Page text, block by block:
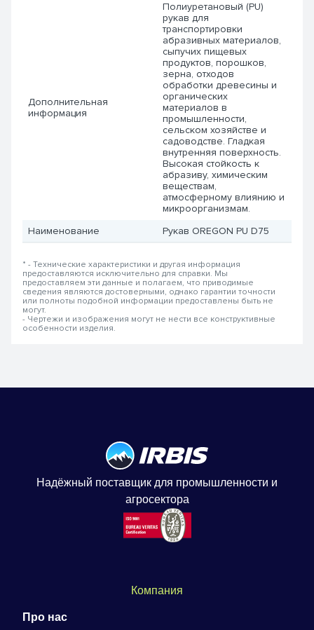
Дополнительная
информация
Полиуретановый (PU)
рукав для
транспортировки
абразивных материалов,
сыпучих пищевых
продуктов, порошков,
зерна, отходов
обработки древесины и
органических
материалов в
промышленности,
сельском хозяйстве и
садоводстве. Гладкая
внутренняя поверхность.
Высокая стойкость к
абразиву, химическим
веществам,
атмосферному влиянию и
микроорганизмам.
Наименование
Рукав OREGON PU D75
* - Технические характеристики и другая информация
предоставляются исключительно для справки. Мы
предоставляем эти данные и полагаем, что приводимые
сведения являются достоверными, однако гарантии точности
или полноты подобной информации предоставлены быть не
могут.
- Чертежи и изображения могут не нести все конструктивные
особенности изделия.
Надёжный поставщик для промышленности и
агросектора
Компания
Про нас